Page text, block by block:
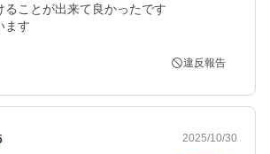
ることが出来て良かったです
違反報告
2025/10/30